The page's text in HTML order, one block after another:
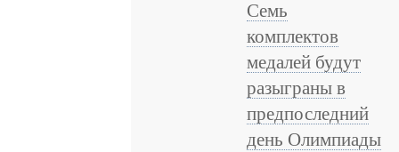
Семь
комплектов
медалей будут
разыграны в
предпоследний
день Олимпиады